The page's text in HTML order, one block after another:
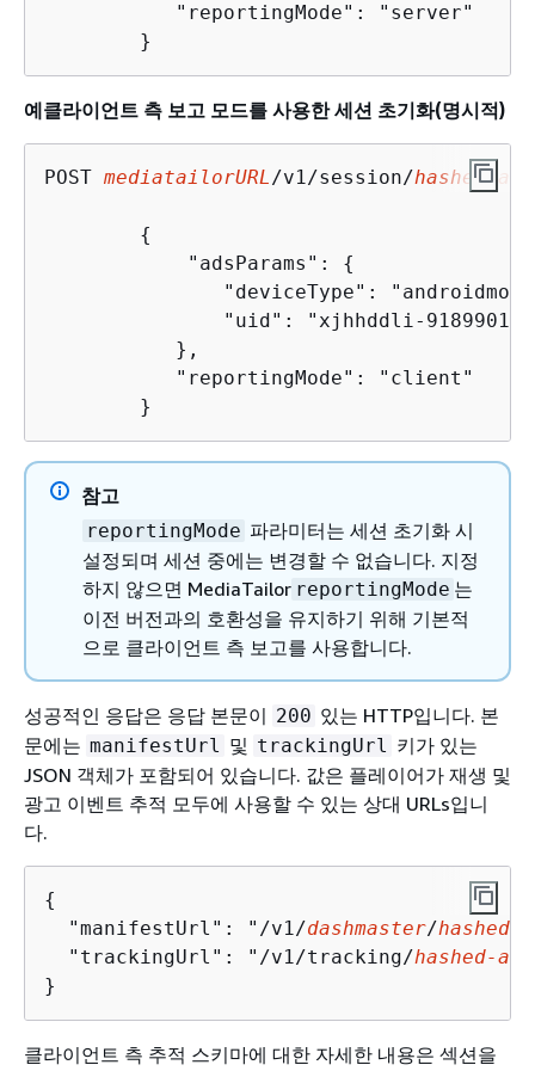
           "reportingMode": "server"
        }
예클라이언트 측 보고 모드를 사용한 세션 초기화(명시적)
POST mediatailorURL/v1/session/hashed-
{
            "adsParams":
{
"deviceType":
"uid": "xjhhddli-
           },
           "reportingMode": "client"
        }
참고
reportingMode 파라미터는 세션 초기화 시
설정되며 세션 중에는 변경할 수 없습니다. 지정
하지 않으면 MediaTailor reportingMode 는
이전 버전과의 호환성을 유지하기 위해 기본적
으로 클라이언트 측 보고를 사용합니다.
성공적인 응답은 응답 본문이 200 있는 HTTP입니다. 본
문에는 manifestUrl 및 trackingUrl 키가 있는
JSON 객체가 포함되어 있습니다. 값은 플레이어가 재생 및
광고 이벤트 추적 모두에 사용할 수 있는 상대 URLs입니
다.
{
  "manifestUrl": "/v1/
dashmaster/hashed-
  "trackingUrl": "/v1/tracking/
hashed-
}
클라이언트 측 추적 스키마에 대한 자세한 내용은 섹션을